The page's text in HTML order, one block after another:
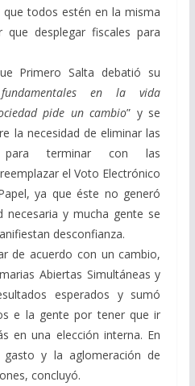
que todos estén en la misma
que desplegar fiscales para
Primero Salta debatió su
en la vida
pide un cambio” y se
la necesidad de eliminar las
para terminar con las
el Voto Electrónico
ya que éste no generó
necesaria y mucha gente se
desconfianza.
de acuerdo con un cambio,
Abiertas Simultáneas y
esperados y sumó
e la gente por tener que ir
en una elección interna. En
gasto y la aglomeración de
concluyó.